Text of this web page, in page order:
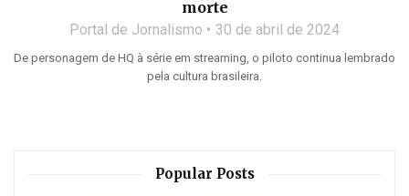
morte
Portal de Jornalismo 30 de abril de 2024
De personagem de HQ à série em streaming, o piloto continua lembrado
pela cultura brasileira.
Popular Posts